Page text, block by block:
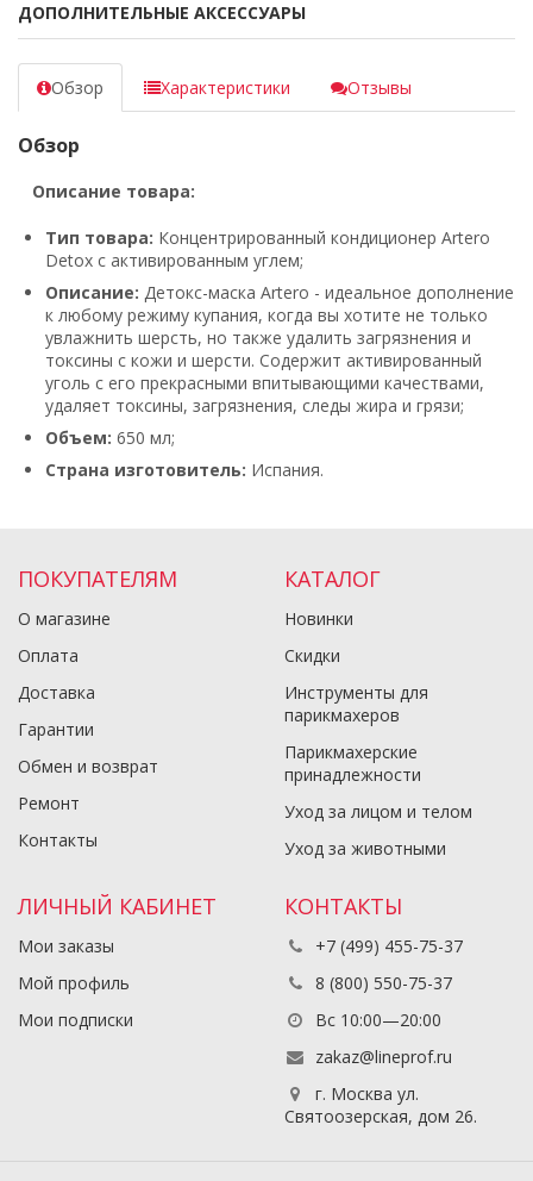
ДОПОЛНИТЕЛЬНЫЕ АКСЕССУАРЫ
Обзор Характеристики Отзывы
Обзор
Описание товара:
Тип товара: Концентрированный кондиционер Artero
Detox с активированным углем;
Описание: Детокс-маска Artero - идеальное дополнение
к любому режиму купания, когда вы хотите не только
увлажнить шерсть, но также удалить загрязнения и
токсины с кожи и шерсти. Содержит активированный
уголь с его прекрасными впитывающими качествами,
удаляет токсины, загрязнения, следы жира и грязи;
Объем: 650 мл;
Страна изготовитель: Испания.
ПОКУПАТЕЛЯМ
О магазине
Оплата
Доставка
Гарантии
Обмен и возврат
Ремонт
Контакты
КАТАЛОГ
Новинки
Скидки
Инструменты для
парикмахеров
Парикмахерские
принадлежности
Уход за лицом и телом
Уход за животными
ЛИЧНЫЙ КАБИНЕТ
Мои заказы
Мой профиль
Мои подписки
КОНТАКТЫ
+7 (499) 455-75-37
8 (800) 550-75-37
Вс 10:00—20:00
zakaz@lineprof.ru
г. Москва ул.
Святоозерская, дом 26.